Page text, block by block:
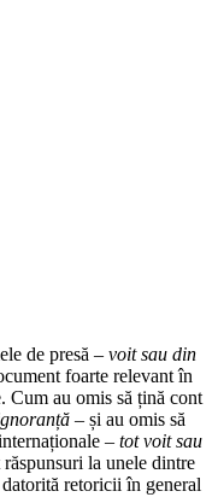
de presă – voit sau din
foarte relevant în
Cum au omis să țină cont
– și au omis să
– tot voit sau
la unele dintre
retoricii în general